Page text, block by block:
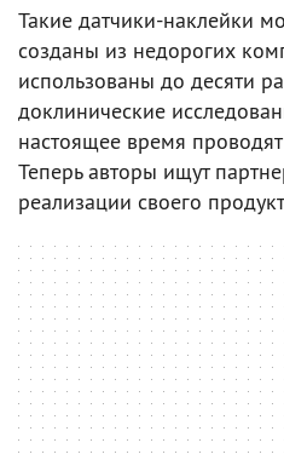
Такие датчики-наклейки
созданы из недорогих
использованы до десяти
доклинические
настоящее время
Теперь авторы ищут
реализации своего